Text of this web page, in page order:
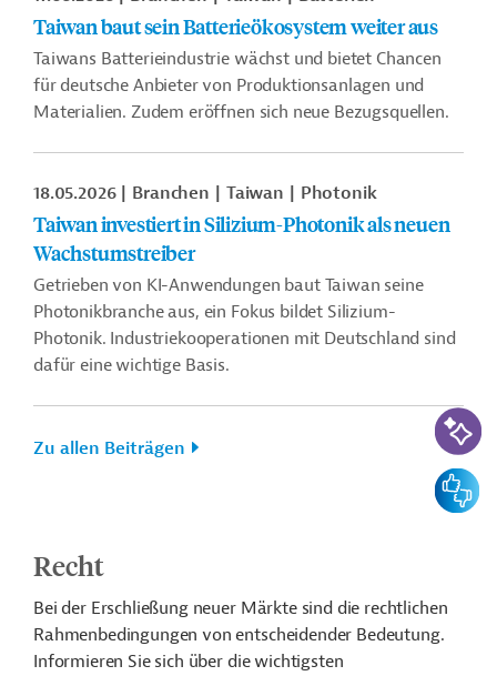
Taiwan baut sein Batterieökosystem weiter aus
Taiwans Batterieindustrie wächst und bietet Chancen
für deutsche Anbieter von Produktionsanlagen und
Materialien. Zudem eröffnen sich neue Bezugsquellen.
18.05.2026 Branchen Taiwan Photonik
Taiwan investiert in Silizium-Photonik als neuen
Wachstumstreiber
Getrieben von KI-Anwendungen baut Taiwan seine
Photonikbranche aus, ein Fokus bildet Silizium-
Photonik. Industriekooperationen mit Deutschland sind
dafür eine wichtige Basis.
Zu allen Beiträgen
Recht
Bei der Erschließung neuer Märkte sind die rechtlichen
Rahmenbedingungen von entscheidender Bedeutung.
Informieren Sie sich über die wichtigsten
KI-